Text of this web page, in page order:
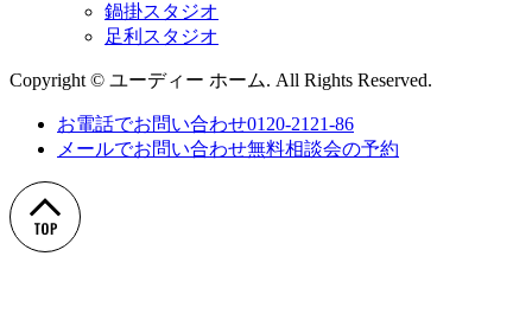
鍋掛スタジオ
足利スタジオ
Copyright © ユーディー ホーム. All Rights Reserved.
お電話でお問い合わせ0120-2121-86
メールでお問い合わせ無料相談会の予約